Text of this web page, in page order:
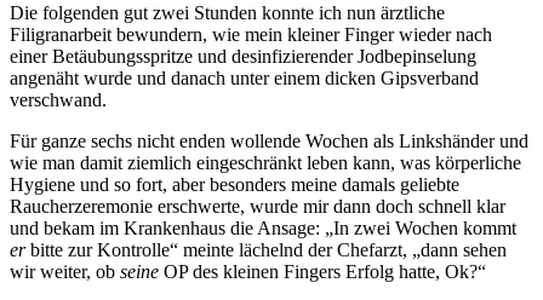
Die folgenden gut zwei Stunden konnte ich nun ärztliche
Filigranarbeit bewundern, wie mein kleiner Finger wieder nach
einer Betäubungsspritze und desinfizierender Jodbepinselung
angenäht wurde und danach unter einem dicken Gipsverband
verschwand.
Für ganze sechs nicht enden wollende Wochen als Linkshänder und
wie man damit ziemlich eingeschränkt leben kann, was körperliche
Hygiene und so fort, aber besonders meine damals geliebte
Raucherzeremonie erschwerte, wurde mir dann doch schnell klar
und bekam im Krankenhaus die Ansage:
In zwei Wochen kommt
erbitte zur Kontrolle meinte lächelnd der Chefarzt,
dann sehen
wir weiter, ob seine OP des kleinen Fingers Erfolg hatte, Ok?